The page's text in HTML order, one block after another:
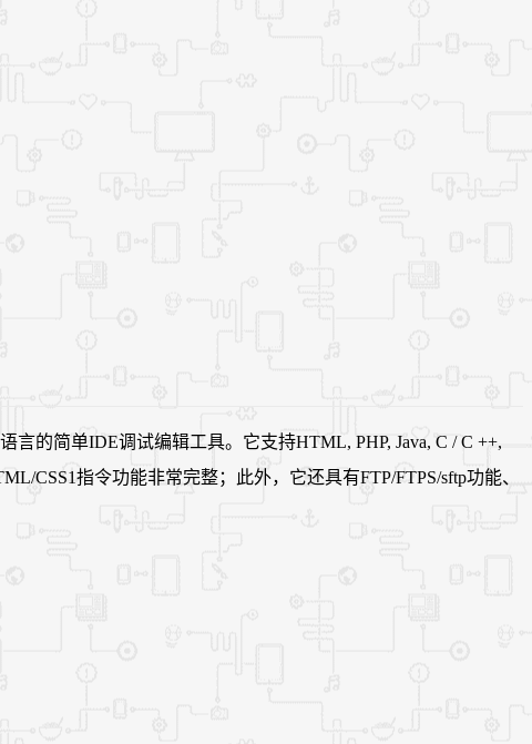
的简单IDE调试编辑工具。它支持HTML, PHP, Java, C / C ++,
CSS1指令功能非常完整；此外，它还具有FTP/FTPS/sftp功能、